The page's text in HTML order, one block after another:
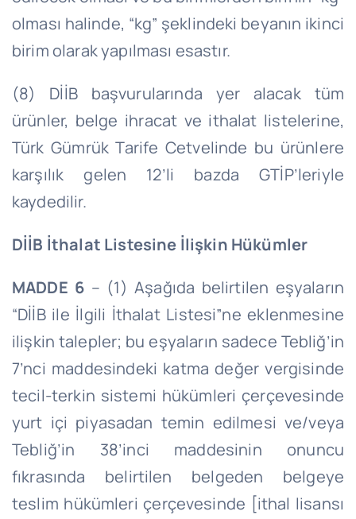
olması halinde, “kg” şeklindeki beyanın ikinci
birim olarak yapılması esastır.
(8) DİİB başvurularında yer alacak tüm
ürünler, belge ihracat ve ithalat listelerine,
Türk Gümrük Tarife Cetvelinde bu ürünlere
karşılık gelen 12’li bazda GTİP’leriyle
kaydedilir.
DİİB İthalat Listesine İlişkin Hükümler
MADDE 6 – (1) Aşağıda belirtilen eşyaların
“DİİB ile İlgili İthalat Listesi”ne eklenmesine
ilişkin talepler; bu eşyaların sadece Tebliğ’in
7’nci maddesindeki katma değer vergisinde
tecil-terkin sistemi hükümleri çerçevesinde
yurt içi piyasadan temin edilmesi ve/veya
Tebliğ’in 38’inci maddesinin onuncu
fıkrasında belirtilen belgeden belgeye
teslim hükümleri çerçevesinde [ithal lisansı